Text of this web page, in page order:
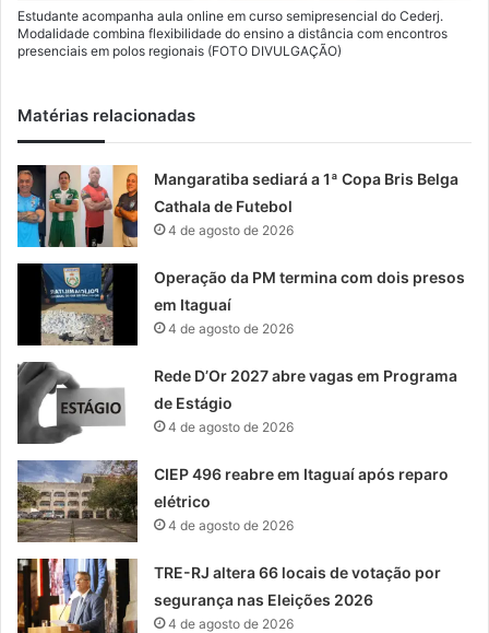
Estudante acompanha aula online em curso semipresencial do Cederj.
Modalidade combina flexibilidade do ensino a distância com encontros
presenciais em polos regionais (FOTO DIVULGAÇÃO)
Matérias relacionadas
Mangaratiba sediará a 1ª Copa Bris Belga
Cathala de Futebol
4 de agosto de 2026
Operação da PM termina com dois presos
em Itaguaí
4 de agosto de 2026
Rede D’Or 2027 abre vagas em Programa
de Estágio
4 de agosto de 2026
CIEP 496 reabre em Itaguaí após reparo
elétrico
4 de agosto de 2026
TRE-RJ altera 66 locais de votação por
segurança nas Eleições 2026
4 de agosto de 2026